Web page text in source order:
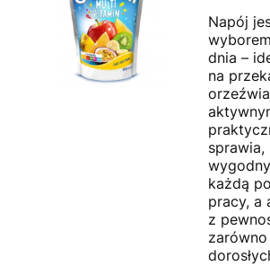
Napój
dnia –
na
sprawia,
każdą
pracy, a
z